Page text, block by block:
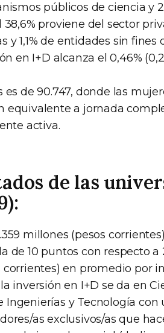
públicos de ciencia y
proviene del sector
y 1,1% de entidades sin fines
en I+D alcanza el 0,46%
de 90.747, donde las
equivalente a jornada
activa.
de las
millones (pesos
de 10 puntos con respecto a
corrientes) en promedio por
inversión en I+D se da en
Ingenierías y Tecnología con
as exclusivos/as que